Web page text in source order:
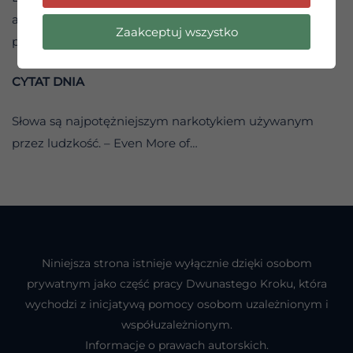
abym mógł pełniej zaangażować się w życiową
przygodę.
CYTAT DNIA
Słowa są najpotężniejszym narkotykiem używanym
przez ludzkość. – Even More of…
Niniejsza strona istnieje wyłącznie dzięki osobom
prywatnym jako część pracy Dwunastego Kroku, która
wychodzi z inicjatywą pomocy osobom uzależnionym i
współuzależnionym.
Informacje o prawach autorskich.
Zaakceptuj wszystko